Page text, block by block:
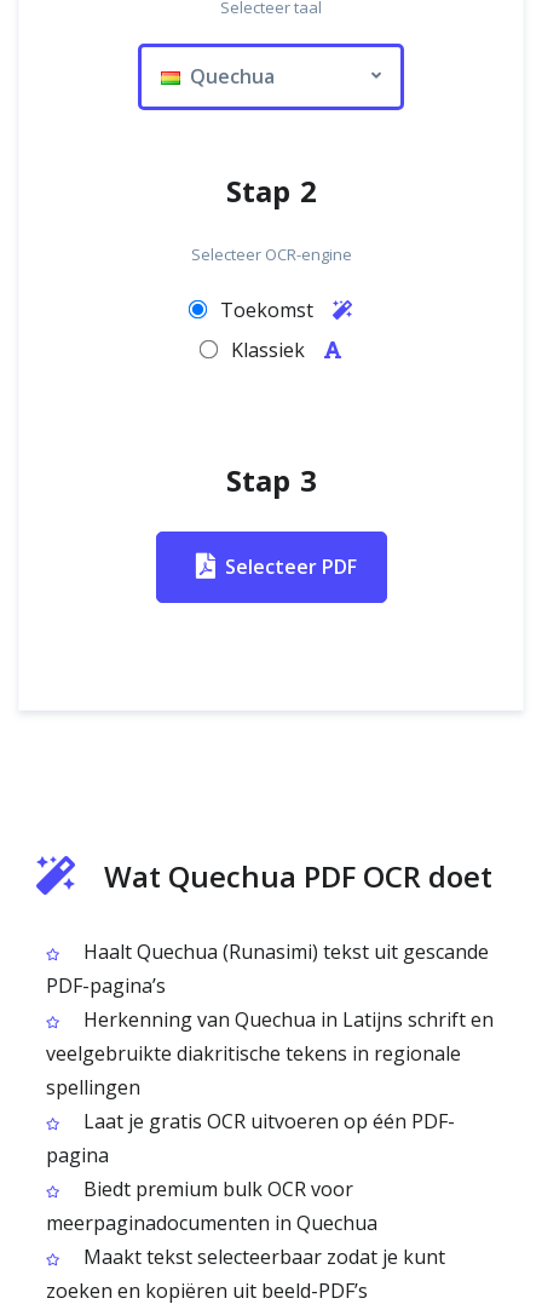
Selecteer taal
Quechua
Stap 2
Selecteer OCR-engine
Toekomst
Klassiek
Stap 3
Selecteer PDF
Wat Quechua PDF OCR doet
Haalt Quechua (Runasimi) tekst uit gescande
PDF-pagina’s
Herkenning van Quechua in Latijns schrift en
veelgebruikte diakritische tekens in regionale
spellingen
Laat je gratis OCR uitvoeren op één PDF-
pagina
Biedt premium bulk OCR voor
meerpaginadocumenten in Quechua
Maakt tekst selecteerbaar zodat je kunt
zoeken en kopiëren uit beeld-PDF’s